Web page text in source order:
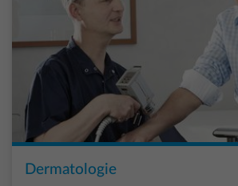
Dermatologie